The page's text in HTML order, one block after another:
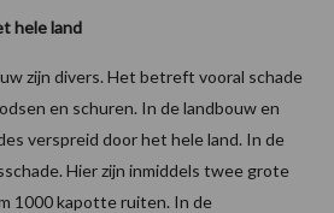
hele land
zijn divers. Het betreft vooral schade
en schuren. In de landbouw en
verspreid door het hele land. In de
Hier zijn inmiddels twee grote
1000 kapotte ruiten. In de